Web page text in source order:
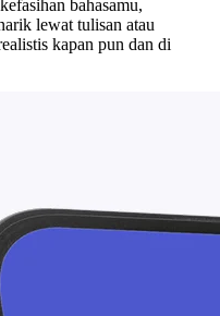
bahasamu,
lewat tulisan atau
kapan pun dan di